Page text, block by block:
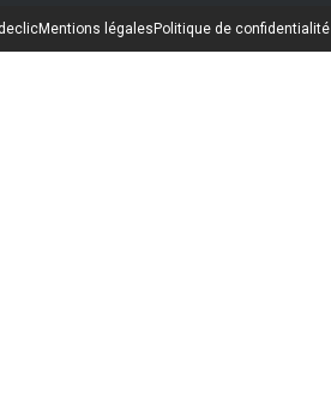
Mentions légales Politique de confidentialité